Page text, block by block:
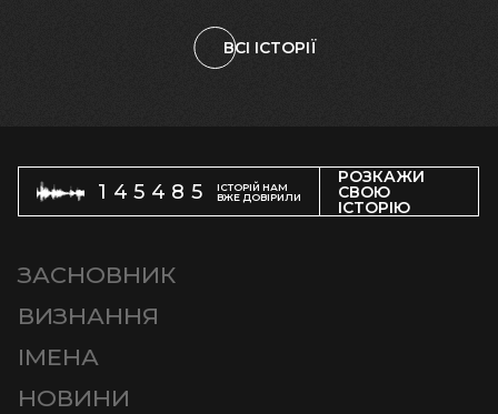
ВСІ ІСТОРІЇ
145485
ІСТОРІЙ НАМ
ВЖЕ ДОВІРИЛИ
РОЗКАЖИ
СВОЮ
ІСТОРІЮ
ЗАСНОВНИК
ВИЗНАННЯ
ІМЕНА
НОВИНИ